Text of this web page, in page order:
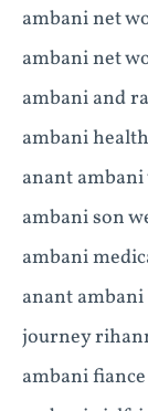
ambani net
ambani net
ambani and
ambani
anant
ambani son
ambani
anant
journey
ambani